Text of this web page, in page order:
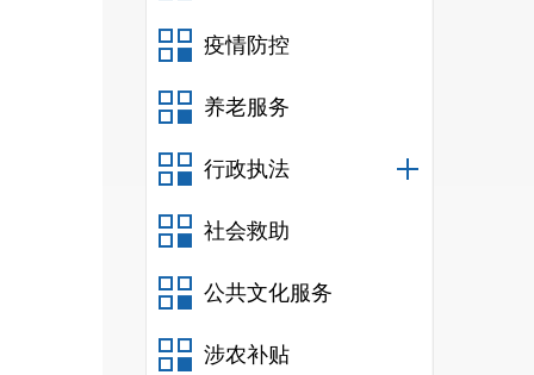
疫情防控
养老服务
行政执法
社会救助
公共文化服务
涉农补贴